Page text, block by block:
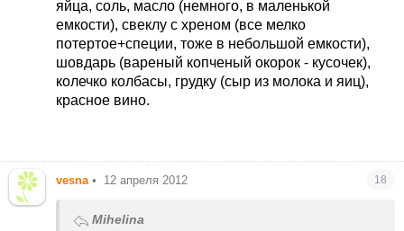
яйца, соль, масло (немного, в маленькой
емкости), свеклу с хреном (все мелко
потертое+специи, тоже в небольшой емкости),
шовдарь (вареный копченый окорок - кусочек),
колечко колбасы, грудку (сыр из молока и яиц),
красное вино.
vesna • 12 апреля 2012 18
Mihelina